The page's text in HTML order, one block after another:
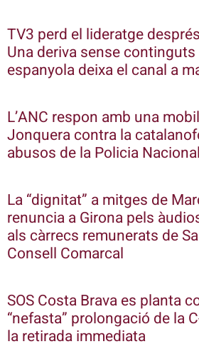
TV3 perd el lideratge
Una deriva sense
espanyola deixa el canal a
L’ANC respon amb una
Jonquera contra la
abusos de la Policia Nacional
La “dignitat” a mitges de
renuncia a Girona pels
als càrrecs remunerats de
Consell Comarcal
SOS Costa Brava es planta
“nefasta” prolongació de la
la retirada immediata